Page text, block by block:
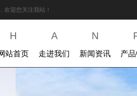
欢迎您关注我站！
H
站首页
A
走进我们
N
新闻资讯 产